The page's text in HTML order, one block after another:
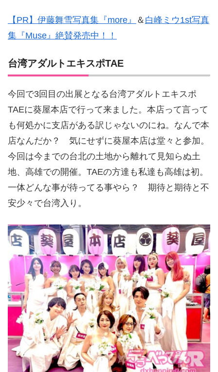
【PR】伊藤舞雪写真集『more』 ＆ 白峰ミウ1st写真
集『Muse』絶賛発売中！！
台湾アダルトエキスポTAE
今回で3回目の出展となる台湾アダルトエキスポ
TAEに葵屋本店で行って来ました。本店って言って
も何処かに支店がある訳じゃないのにね。なんで本
店なんだか？ 気にせずに葵屋本店は堂々と参加。
今回は今までの台北の土地から離れて見知らぬ土
地、高雄での開催。TAEの方達も私達も高雄は初。
一体どんな事が待ってる事やら？ 期待と期待と不
安少々で台湾入り。